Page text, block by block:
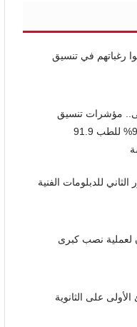
رغباتهم في تنسيق
مؤشرات تنسيق
المرحلة الأولي 92.8% للطب 91.9
للدبلومات الفنية
لعملية نصب كبرى
على الثانوية